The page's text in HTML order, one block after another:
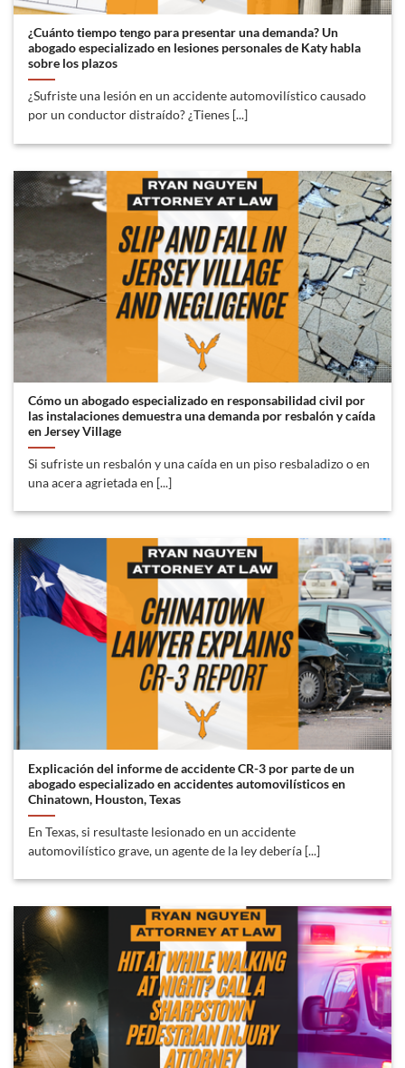
¿Cuánto tiempo tengo para presentar una demanda? Un
abogado especializado en lesiones personales de Katy habla
sobre los plazos
¿Sufriste una lesión en un accidente automovilístico causado
por un conductor distraído? ¿Tienes [...]
Cómo un abogado especializado en responsabilidad civil por
las instalaciones demuestra una demanda por resbalón y caída
en Jersey Village
Si sufriste un resbalón y una caída en un piso resbaladizo o en
una acera agrietada en [...]
Explicación del informe de accidente CR-3 por parte de un
abogado especializado en accidentes automovilísticos en
Chinatown, Houston, Texas
En Texas, si resultaste lesionado en un accidente
automovilístico grave, un agente de la ley debería [...]